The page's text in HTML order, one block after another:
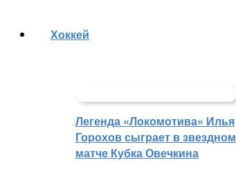
Хоккей
Легенда «Локомотива» Илья
Горохов сыграет в звездном
матче Кубка Овечкина